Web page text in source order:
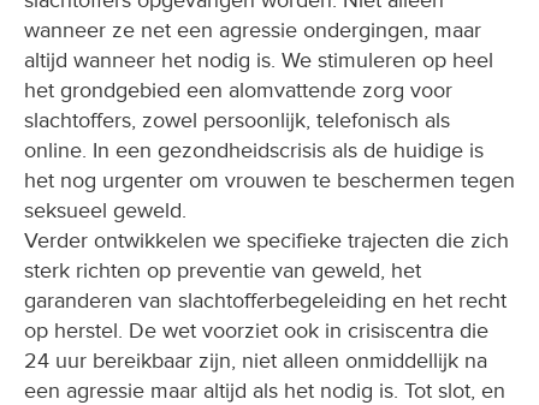
wanneer ze net een agressie ondergingen, maar
altijd wanneer het nodig is. We stimuleren op heel
het grondgebied een alomvattende zorg voor
slachtoffers, zowel persoonlijk, telefonisch als
online. In een gezondheidscrisis als de huidige is
het nog urgenter om vrouwen te beschermen tegen
seksueel geweld.
Verder ontwikkelen we specifieke trajecten die zich
sterk richten op preventie van geweld, het
garanderen van slachtofferbegeleiding en het recht
op herstel. De wet voorziet ook in crisiscentra die
24 uur bereikbaar zijn, niet alleen onmiddellijk na
een agressie maar altijd als het nodig is. Tot slot, en